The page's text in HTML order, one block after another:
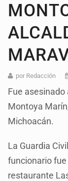
por Redacción
Fue
Montoya
Michoacán.
La Guardia
funcionario
restaurante